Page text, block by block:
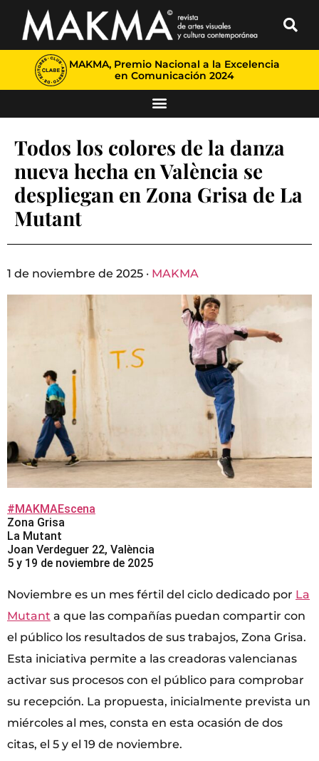
MAKMA, Premio Nacional a la Excelencia
en Comunicación 2024
Todos los colores de la danza
nueva hecha en València se
despliegan en Zona Grisa de La
Mutant
1 de noviembre de 2025 · MAKMA
#MAKMAEscena
Zona Grisa
La Mutant
Joan Verdeguer 22, València
5 y 19 de noviembre de 2025
Noviembre es un mes fértil del ciclo dedicado por La
Mutant a que las compañías puedan compartir con
el público los resultados de sus trabajos, Zona Grisa.
Esta iniciativa permite a las creadoras valencianas
activar sus procesos con el público para comprobar
su recepción. La propuesta, inicialmente prevista un
miércoles al mes, consta en esta ocasión de dos
citas, el 5 y el 19 de noviembre.